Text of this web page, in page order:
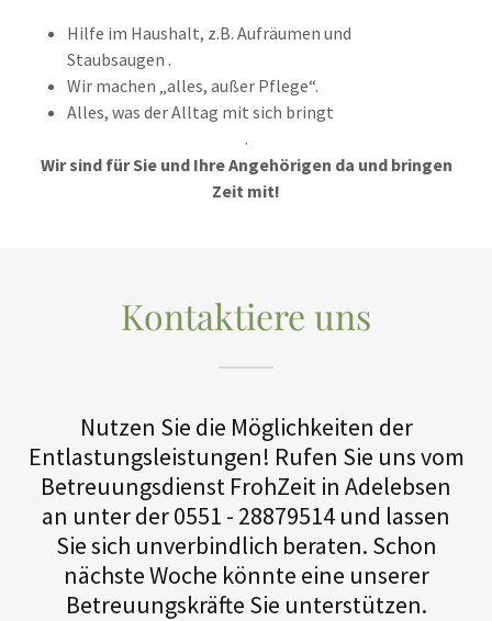
Hilfe im Haushalt, z.B. Aufräumen und
Staubsaugen .
Wir machen „alles, außer Pflege“.
Alles, was der Alltag mit sich bringt
.
Wir sind für Sie und Ihre Angehörigen da und bringen
Zeit mit!
Kontaktiere uns
Nutzen Sie die Möglichkeiten der
Entlastungsleistungen! Rufen Sie uns vom
Betreuungsdienst FrohZeit in Adelebsen
an unter der 0551 - 28879514 und lassen
Sie sich unverbindlich beraten. Schon
nächste Woche könnte eine unserer
Betreuungskräfte Sie unterstützen.